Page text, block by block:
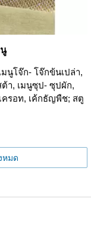
นูโจ๊ก- โจ๊กข้นเปล่า,
า, เมนูซุป- ซุปผัก,
ครอท, เค้กธัญพืช; สตู
มด